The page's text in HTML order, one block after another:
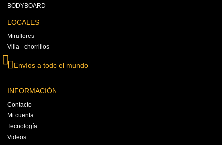
BODYBOARD
LOCALES
Miraflores
Villa - chorrillos
Envíos a todo el mundo
INFORMACIÓN
Contacto
Mi cuenta
Tecnología
Videos